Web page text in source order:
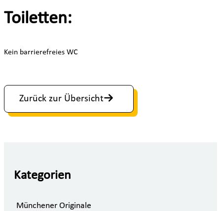
Toiletten:
Kein barrierefreies WC
Zurück zur Übersicht
Kategorien
Münchener Originale